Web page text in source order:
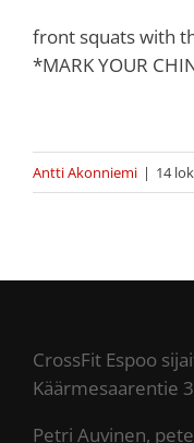
front squats with
*MARK YOUR
Antti Akonniemi | 14
CrossFit Espoo
Käärmesaarentie
Petri Auvinen,